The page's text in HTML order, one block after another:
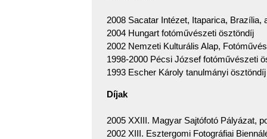
2008 Sacatar Intézet, Itaparica, Brazília,
2004 Hungart fotóművészeti ösztöndíj
2002 Nemzeti Kulturális Alap,
1998-2000 Pécsi József fotóművészeti
1993 Escher Károly tanulmányi ösztöndíj
Díjak
2005 XXIII. Magyar Sajtófotó Pályázat,
2002 XIII. Esztergomi Fotográfiai